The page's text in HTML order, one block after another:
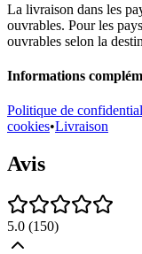
La livraison dans les
ouvrables. Pour les
ouvrables selon la
Informations
Politique de
cookies•Livraison
Avis
5.0 (150)